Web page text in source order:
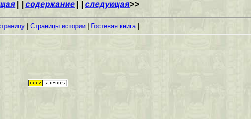
содержание следующая>>
| Страницы истории| Гостевая книга|